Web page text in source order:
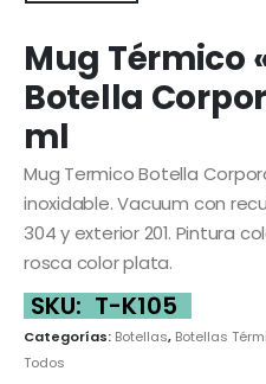
Mug Térmico
Botella
ml
Mug Termico Botella
inoxidable. Vacuum con
304 y exterior 201. Pintura
rosca color plata.
SKU: T-K105
Categorías: Botellas, Botellas
Todos